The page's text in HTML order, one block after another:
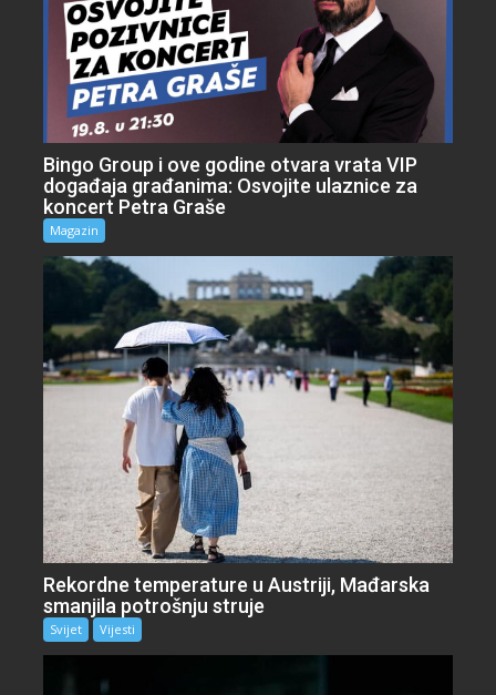
Bingo Group i ove godine otvara vrata VIP
događaja građanima: Osvojite ulaznice za
koncert Petra Graše
Magazin
Rekordne temperature u Austriji, Mađarska
smanjila potrošnju struje
Svijet Vijesti